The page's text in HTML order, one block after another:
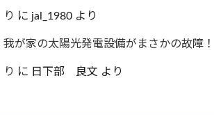
り に jal_1980 より
我が家の太陽光発電設備がまさかの故障
り に 日下部 良文 より